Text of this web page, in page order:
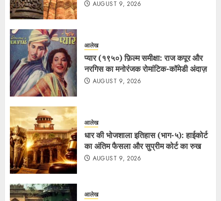
AUGUST 9, 2026
आलेख
प्यार (१९५०) फ़िल्म समीक्षा: राज कपूर और
नरगिस का मनोरंजक रोमांटिक-कॉमेडी अंदाज़
AUGUST 9, 2026
आलेख
धार की भोजशाला इतिहास (भाग-५): हाईकोर्ट
का अंतिम फैसला और सुप्रीम कोर्ट का रुख
AUGUST 9, 2026
आलेख